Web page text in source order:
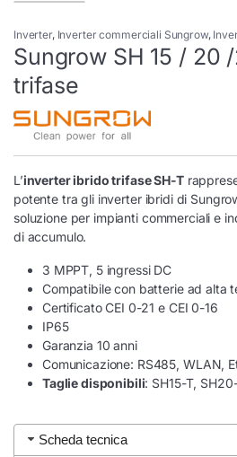
Inverter, Inverter commerciali Sungrow,
Sungrow SH 15 / 20
trifase
L’inverter ibrido trifase SH-T
potente tra gli inverter ibridi di
soluzione per impianti commerciali e
di accumulo.
3 MPPT, 5 ingressi DC
Compatibile con batterie ad alta
Certificato CEI 0-21 e CEI 0-16
IP65
Garanzia 10 anni
Comunicazione: RS485, WLAN,
Taglie disponibili: SH15-T,
Scheda tecnica